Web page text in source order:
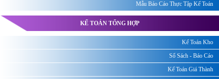
Mẫu Báo Cáo Thực Tập Kế Toán
KẾ TOÁN TỔNG HỢP
Kế Toán Kho
Sổ Sách - Báo Cáo
Kế Toán Giá Thành